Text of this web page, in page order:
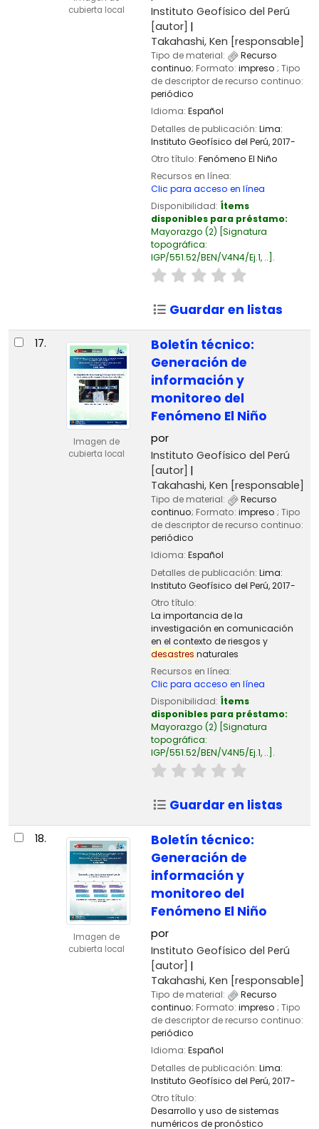
cubierta local
Instituto Geofísico del Perú
[autor]
Takahashi, Ken [responsable]
Tipo de material:
Recurso
continuo; Formato: impreso ; Tipo
de descriptor de recurso continuo:
periódico
Idioma: Español
Detalles de publicación: Lima:
Instituto Geofísico del Perú,2017-
Otro título: Fenómeno El Niño
Recursos en línea:
Clic para acceso en línea
Disponibilidad: Ítems
disponibles para préstamo:
Mayorazgo (2) Signatura
topográfica:
IGP/551.52/BEN/V4N4/Ej.1, .. .
Guardar en listas
17.
Imagen de
cubierta local
Boletín técnico:
Generación de
información y
monitoreo del
Fenómeno El Niño
por
Instituto Geofísico del Perú
[autor]
Takahashi, Ken [responsable]
Tipo de material:
Recurso
continuo; Formato: impreso ; Tipo
de descriptor de recurso continuo:
periódico
Idioma: Español
Detalles de publicación: Lima:
Instituto Geofísico del Perú,2017-
Otro título:
La importancia de la
investigación en comunicación
en el contexto de riesgos y
desastres naturales
Recursos en línea:
Clic para acceso en línea
Disponibilidad: Ítems
disponibles para préstamo:
Mayorazgo (2) Signatura
topográfica:
IGP/551.52/BEN/V4N5/Ej.1, .. .
Guardar en listas
18.
Imagen de
cubierta local
Boletín técnico:
Generación de
información y
monitoreo del
Fenómeno El Niño
por
Instituto Geofísico del Perú
[autor]
Takahashi, Ken [responsable]
Tipo de material:
Recurso
continuo; Formato: impreso ; Tipo
de descriptor de recurso continuo:
periódico
Idioma: Español
Detalles de publicación: Lima:
Instituto Geofísico del Perú,2017-
Otro título:
Desarrollo y uso de sistemas
numéricos de pronóstico